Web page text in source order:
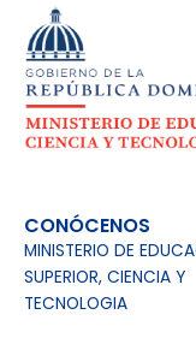
CONÓCENOS
MINISTERIO DE
SUPERIOR, CIENCIA Y
TECNOLOGIA